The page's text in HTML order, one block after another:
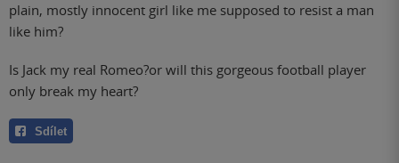
plain, mostly innocent girl like me supposed to resist a man
like him?
Is Jack my real Romeo?or will this gorgeous football player
only break my heart?
Sdílet